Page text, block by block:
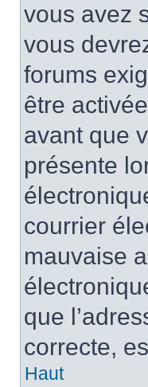
vous avez
vous
forums
être
avant que
présente
courrier
mauvaise
que
correcte,
Haut